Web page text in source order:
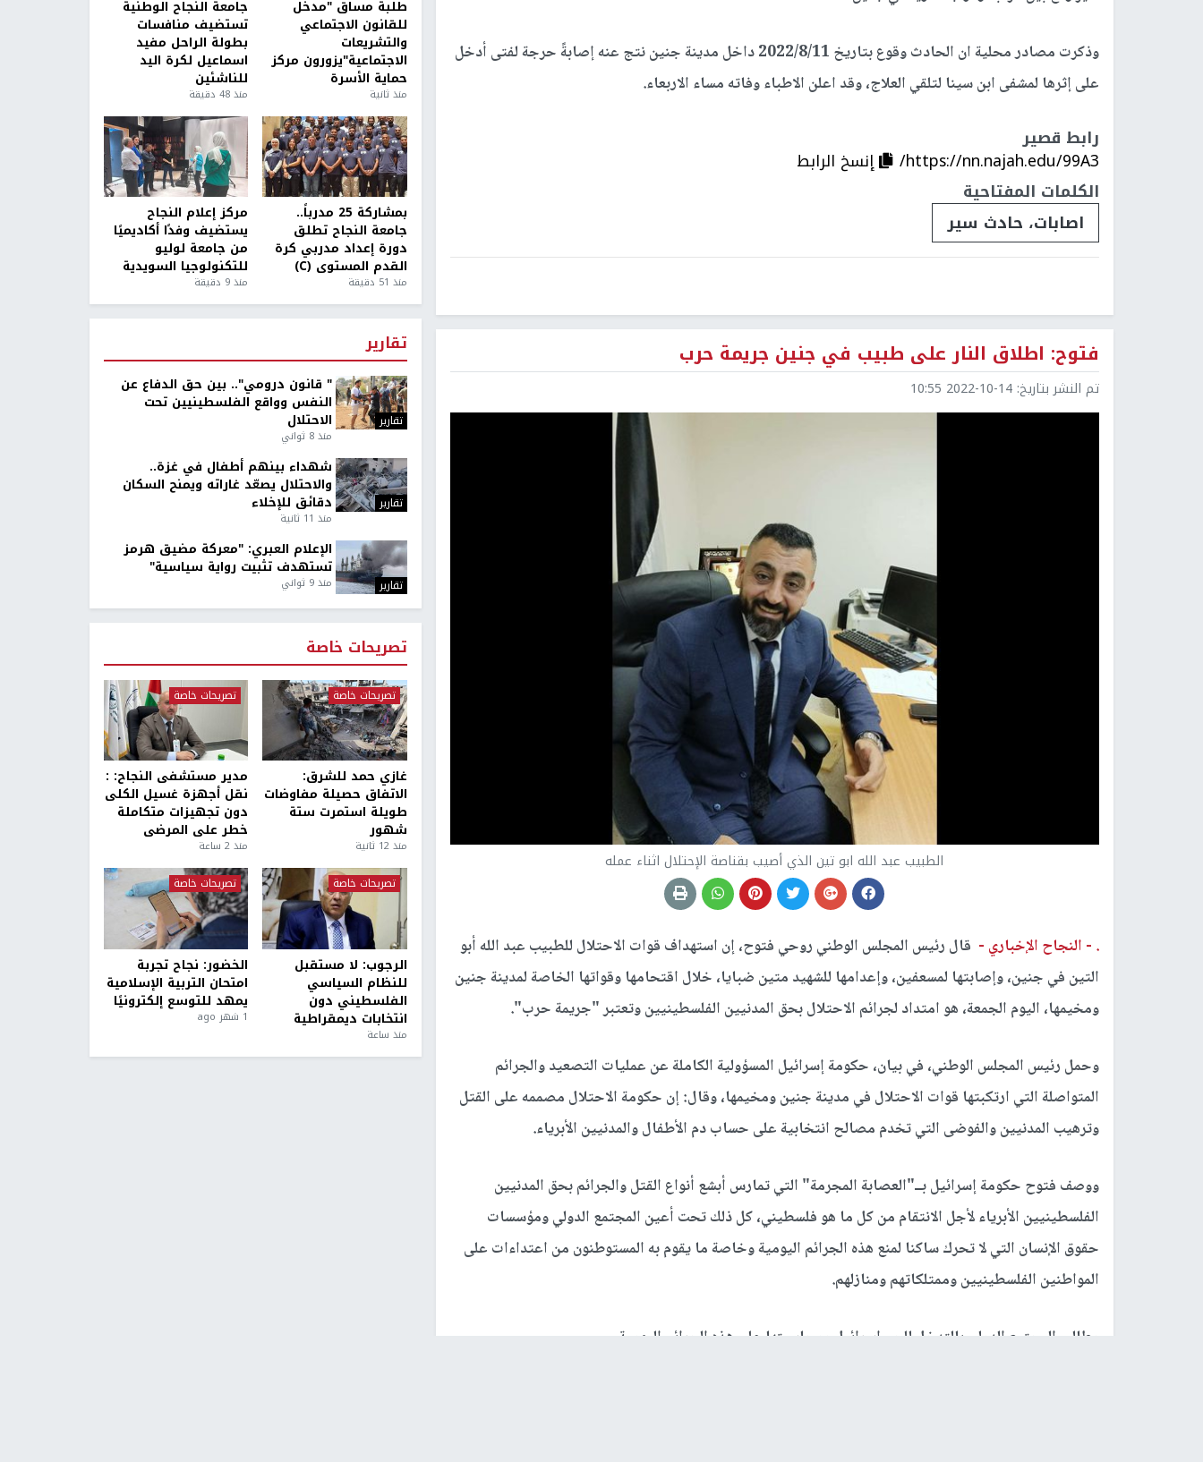
وذكرت مصادر محلية ان الحادث وقوع بتاريخ 2022/8/11 داخل مدينة جنين نتج عنه إصابةً حرجة لفتى أدخل
على إثرها لمشفى ابن سينا لتلقي العلاج، وقد اعلن الاطباء وفاته مساء الاربعاء.
رابط قصير
https://nn.najah.edu/99A3/
إنسخ الرابط
الكلمات المفتاحية
اصابات، حادث سير
فتوح: اطلاق النار على طبيب في جنين جريمة حرب
تم النشر بتاريخ: 2022-10-14 10:55
الطبيب عبد الله ابو تين الذي أصيب بقناصة الإحتلال اثناء عمله
. - النجاح الإخباري - قال رئيس المجلس الوطني روحي فتوح، إن استهداف قوات الاحتلال للطبيب عبد الله أبو
التين في جنين، وإصابتها لمسعفين، وإعدامها للشهيد متين ضبايا، خلال اقتحامها وقواتها الخاصة لمدينة جنين
ومخيمها، اليوم الجمعة، هو امتداد لجرائم الاحتلال بحق المدنيين الفلسطينيين وتعتبر "جريمة حرب".
وحمل رئيس المجلس الوطني، في بيان، حكومة إسرائيل المسؤولية الكاملة عن عمليات التصعيد والجرائم
المتواصلة التي ارتكبتها قوات الاحتلال في مدينة جنين ومخيمها، وقال: إن حكومة الاحتلال مصممه على القتل
وترهيب المدنيين والفوضى التي تخدم مصالح انتخابية على حساب دم الأطفال والمدنيين الأبرياء.
ووصف فتوح حكومة إسرائيل بــ"العصابة المجرمة" التي تمارس أبشع أنواع القتل والجرائم بحق المدنيين
الفلسطينيين الأبرياء لأجل الانتقام من كل ما هو فلسطيني، كل ذلك تحت أعين المجتمع الدولي ومؤسسات
حقوق الإنسان التي لا تحرك ساكنا لمنع هذه الجرائم اليومية وخاصة ما يقوم به المستوطنون من اعتداءات على
المواطنين الفلسطينيين وممتلكاتهم ومنازلهم.
وطالب المجتمع الدولي بالتدخل للجم اسرائيل ومحاسبتها على هذه الجرائم اليومية
طلبة مساق "مدخل
للقانون الاجتماعي
والتشريعات
الاجتماعية"يزورون مركز
حماية الأسرة
منذ ثانية
جامعة النجاح الوطنية
تستضيف منافسات
بطولة الراحل مفيد
اسماعيل لكرة اليد
للناشئين
منذ 48 دقيقة
بمشاركة 25 مدرباً..
جامعة النجاح تطلق
دورة إعداد مدربي كرة
القدم المستوى (C)
منذ 51 دقيقة
مركز إعلام النجاح
يستضيف وفدًا أكاديميًا
من جامعة لوليو
للتكنولوجيا السويدية
منذ 9 دقيقة
تقارير
تقارير
" قانون درومي".. بين حق الدفاع عن
النفس وواقع الفلسطينيين تحت
الاحتلال
منذ 8 ثواني
تقارير
شهداء بينهم أطفال في غزة..
والاحتلال يصعّد غاراته ويمنح السكان
دقائق للإخلاء
منذ 11 ثانية
تقارير
الإعلام العبري: "معركة مضيق هرمز
تستهدف تثبيت رواية سياسية"
منذ 9 ثواني
تصريحات خاصة
تصريحات خاصة
غازي حمد للشرق:
الاتفاق حصيلة مفاوضات
طويلة استمرت ستة
شهور
منذ 12 ثانية
تصريحات خاصة
مدير مستشفى النجاح: :
نقل أجهزة غسيل الكلى
دون تجهيزات متكاملة
خطر على المرضى
منذ 2 ساعة
تصريحات خاصة
الرجوب: لا مستقبل
للنظام السياسي
الفلسطيني دون
انتخابات ديمقراطية
منذ ساعة
تصريحات خاصة
الخضور: نجاح تجربة
امتحان التربية الإسلامية
يمهد للتوسع إلكترونيًا
1 شهر ago